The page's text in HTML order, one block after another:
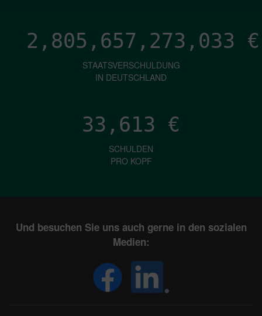
2,805,657,274,260 €
STAATSVERSCHULDUNG
IN DEUTSCHLAND
33,613 €
SCHULDEN
PRO KOPF
Und besuchen Sie uns auch gerne in den sozialen
Medien: